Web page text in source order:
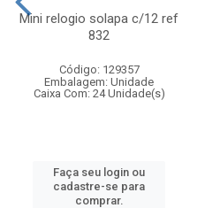
Mini relogio solapa c/12 ref
832
Código: 129357
Embalagem: Unidade
Caixa Com: 24 Unidade(s)
Faça seu login ou
cadastre-se para
comprar.